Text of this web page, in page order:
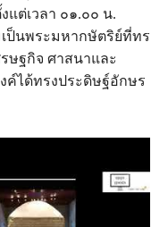
แต่เวลา ๐๑.๐๐ น.
ป็นพระมหากษัตริย์ที่ทร
ษฐกิจ ศาสนาและ
ค์ได้ทรงประดิษฐ์อักษร